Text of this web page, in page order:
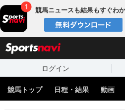
競馬ニュースも結果もすぐわ
ログイン
競馬トップ 日程・結果 動画